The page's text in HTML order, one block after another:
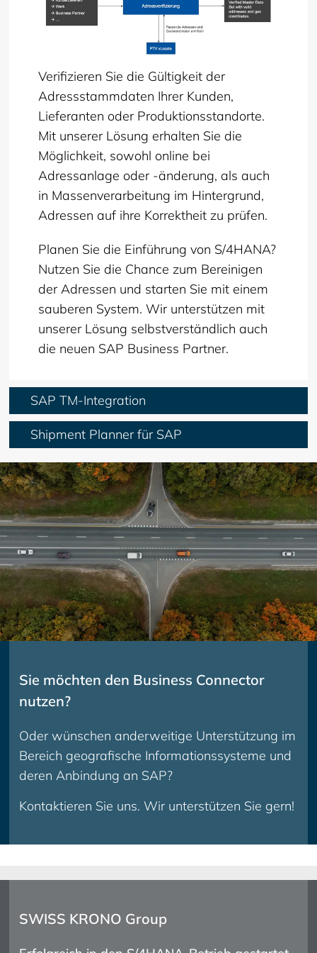
Verifizieren Sie die Gültigkeit der
Adressstammdaten Ihrer Kunden,
Lieferanten oder Produktionsstandorte.
Mit unserer Lösung erhalten Sie die
Möglichkeit, sowohl online bei
Adressanlage oder -änderung, als auch
in Massenverarbeitung im Hintergrund,
Adressen auf ihre Korrektheit zu prüfen.
Planen Sie die Einführung von S/4HANA?
Nutzen Sie die Chance zum Bereinigen
der Adressen und starten Sie mit einem
sauberen System. Wir unterstützen mit
unserer Lösung selbstverständlich auch
die neuen SAP Business Partner.
SAP TM-Integration
Shipment Planner für SAP
Sie möchten den Business Connector
nutzen?
Oder wünschen anderweitige Unterstützung im
Bereich geografische Informationssysteme und
deren Anbindung an SAP?
Kontaktieren Sie uns. Wir unterstützen Sie gern!
SWISS KRONO Group
Mercedes-Benz Group
Fritz Winter
Boehringer Ingelheim
BOOSTER
Nutrilo
Weidmüller
B.A.U.M. e.V.
PFERD
Steinbeis
Josera
DESMA
Salzgitter AG
Imperial Logistics
SAS Automotive Systems